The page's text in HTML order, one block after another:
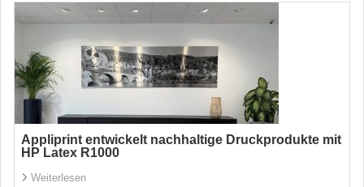
Appliprint entwickelt nachhaltige Druckprodukte mit
HP Latex R1000
Weiterlesen